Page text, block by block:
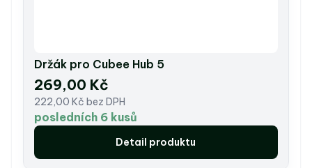
Držák pro Cubee Hub 5
269,00 Kč
222,00 Kč bez DPH
posledních 6 kusů
Detail produktu